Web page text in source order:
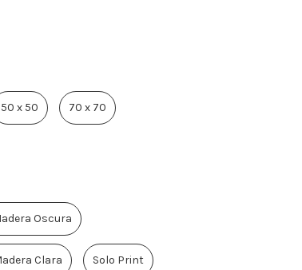
50 x 50 70 x 70
Oscura
Clara Solo Print